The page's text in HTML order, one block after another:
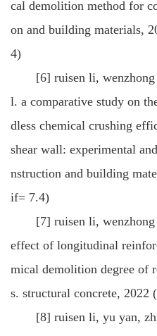
cal demolition method for
on and building materials,
4)
[6] ruisen li, wenzhong
l. a comparative study on
dless chemical crushing
shear wall: experimental
nstruction and building
if= 7.4)
[7] ruisen li, wenzhong
effect of longitudinal
mical demolition degree of
s. structural concrete,
[8] ruisen li, yu yan,